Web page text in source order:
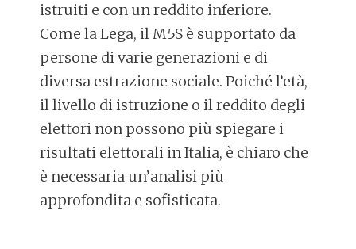
istruiti e con un reddito inferiore.
Come la Lega, il M5S è supportato da
persone di varie generazioni e di
diversa estrazione sociale. Poiché l’età,
il livello di istruzione o il reddito degli
elettori non possono più spiegare i
risultati elettorali in Italia, è chiaro che
è necessaria un’analisi più
approfondita e sofisticata.